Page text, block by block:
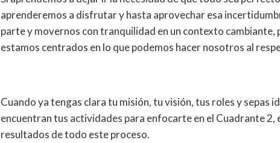
aprenderemos a disfrutar y hasta aprovechar esa
parte y movernos con tranquilidad en un contexto cambiante,
estamos centrados en lo que podemos hacer nosotros al
Cuando ya tengas clara tu misión, tu visión, tus roles y sepas
encuentran tus actividades para enfocarte en el Cuadrante 2,
resultados de todo este proceso.